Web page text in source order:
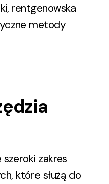
rentgenowska
metody
zakres
które służą do